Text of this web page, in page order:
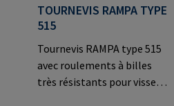
TOURNEVIS RAMPA TYPE
515
Tournevis RAMPA type 515
avec roulements à billes
très résistants pour visser